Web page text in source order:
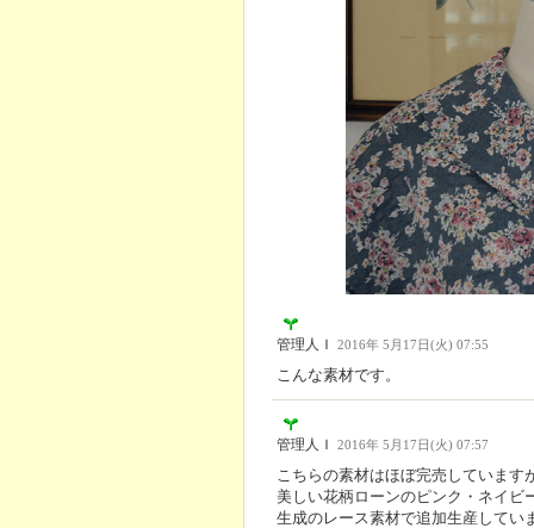
管理人Ｉ 2016年 5月17日(火) 07:55
こんな素材です。
管理人Ｉ 2016年 5月17日(火) 07:57
こちらの素材はほぼ完売しています
美しい花柄ローンのピンク・ネイビ
生成のレース素材で追加生産してい